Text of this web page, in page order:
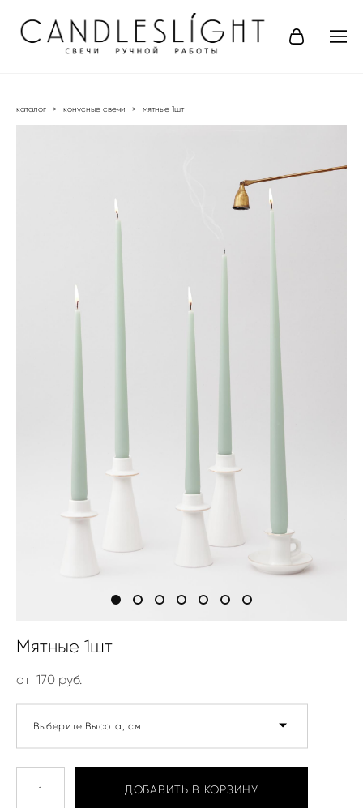
каталог > конусные свечи > мятные 1шт
Мятные 1шт
от 170 pуб.
Выберите Высота, см
ДОБАВИТЬ В КОРЗИНУ